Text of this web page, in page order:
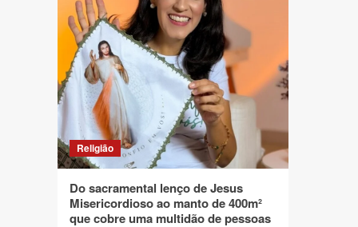
Religião
Do sacramental lenço de Jesus
Misericordioso ao manto de 400m²
que cobre uma multidão de pessoas